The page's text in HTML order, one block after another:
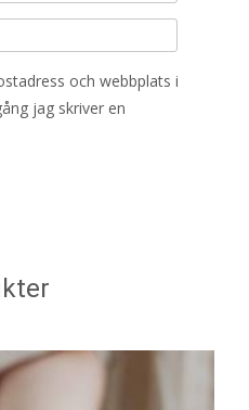
och webbplats i
jag skriver en